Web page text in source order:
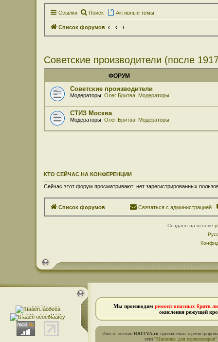
Ссылки Поиск Активные темы
Список форумов
Советские производители (после
ФОРУМ
Советские производители
Модераторы: Олег Бритва Модераторы
СТИЗ Москва
Модераторы: Олег Бритва Модераторы
КТО СЕЙЧАС НА КОНФЕРЕНЦИИ
Сейчас этот форум просматривают: нет зарегистрированных
Список форумов Связаться с администрацией
Создано на основе
Мы производим ремонт опасных бритв
окисления режущей
Имя и логотип BRITVA.ru принадлежат
сети "Магазины для парикмахеров"